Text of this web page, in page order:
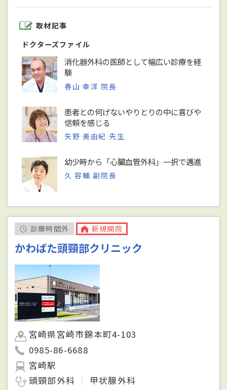
取材記事
ドクターズファイル
消化器外科の医師として幅広い診療を経
験
春山 幸洋 院長
患者との何げないやりとりの中に喜びや
信頼を感じる
矢野 美由紀 先生
幼少時から「心臓血管外科」一択で邁進
久 容輔 副院長
診療時間外 新規開院
かわばた頭頸部クリニック
宮崎県宮崎市錦本町4-103
0985-86-6688
宮崎駅
頭頸部外科
甲状腺外科